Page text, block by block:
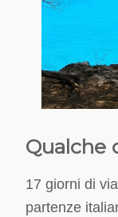
Qualche
17 giorni di
partenze